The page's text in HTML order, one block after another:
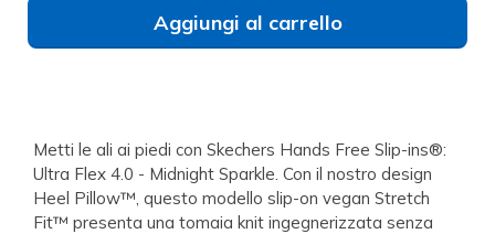
Aggiungi al carrello
Metti le ali ai piedi con Skechers Hands Free Slip-ins®:
Ultra Flex 4.0 - Midnight Sparkle. Con il nostro design
Heel Pillow™, questo modello slip-on vegan Stretch
Fit™ presenta una tomaia knit ingegnerizzata senza